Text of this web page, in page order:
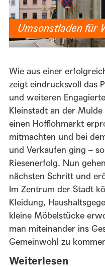
Umsonstladen für
Wie aus einer
zeigt eindrucksvoll das
und weiteren
Kleinstadt an der
einen Hofflohmarkt
mitmachten und bei
und Verkaufen ging –
Riesenerfolg. Nun
nächsten Schritt und
Im Zentrum der Stadt
Kleidung,
kleine Möbelstücke
man miteinander ins
Gemeinwohl zu
Weiterlesen